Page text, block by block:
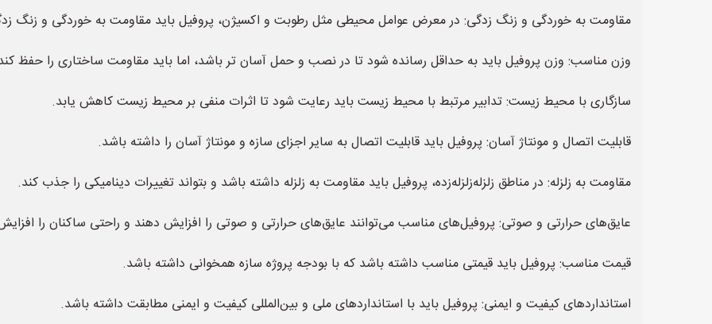
مقاومت به خوردگی و زنگ زدگی: در معرض عوامل محیطی مثل رطوبت و اکسیژن، پروفیل باید مقاومت به خوردگی و زنگ
وزن مناسب: وزن پروفیل باید به حداقل رسانده شود تا در نصب و حمل آسان تر باشد، اما باید مقاومت ساختاری را حفظ
سازگاری با محیط زیست: تدابیر مرتبط با محیط زیست باید رعایت شود تا اثرات منفی بر محیط زیست کاهش یابد.
قابلیت اتصال و مونتاژ آسان: پروفیل باید قابلیت اتصال به سایر اجزای سازه و مونتاژ آسان را داشته باشد.
مقاومت به زلزله: در مناطق زلزله‌زلزله‌زده، پروفیل باید مقاومت به زلزله داشته باشد و بتواند تغییرات دینامیکی را جذب کند.
عایق‌های حرارتی و صوتی: پروفیل‌های مناسب می‌توانند عایق‌های حرارتی و صوتی را افزایش دهند و راحتی ساکنان را
قیمت مناسب: پروفیل باید قیمتی مناسب داشته باشد که با بودجه پروژه سازه همخوانی داشته باشد.
استانداردهای کیفیت و ایمنی: پروفیل باید با استانداردهای ملی و بین‌المللی کیفیت و ایمنی مطابقت داشته باشد.